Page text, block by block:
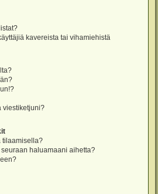
kavereista tai vihamiehistä
viestiketjuni?
tilaamisella?
haluamaani aihetta?